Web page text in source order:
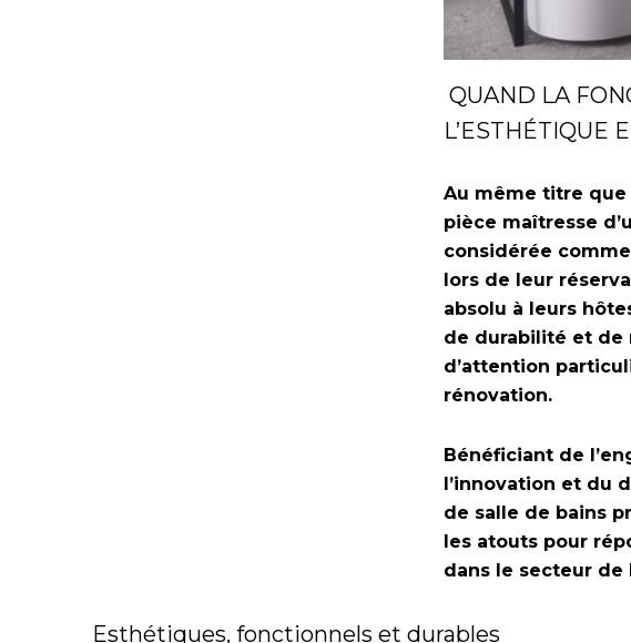
QUAND LA
L’ESTHÉTIQUE
Au même titre que
pièce maîtresse
considérée
lors de leur
absolu à leurs
de durabilité et de
d’attention
rénovation.
Bénéficiant de
l’innovation et du
de salle de bains
les atouts pour
dans le secteur de
Esthétiques, fonctionnels et durables